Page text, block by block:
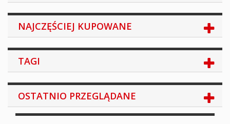
NAJCZĘŚCIEJ KUPOWANE
TAGI
OSTATNIO PRZEGLĄDANE